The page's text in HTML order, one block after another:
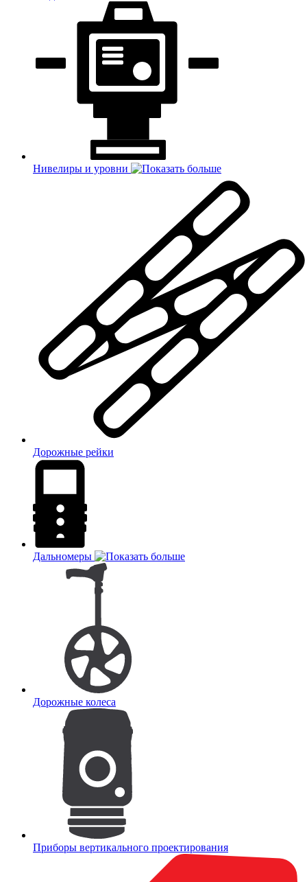
Нивелиры и уровни
Дорожные рейки
Дальномеры
Дорожные колеса
Приборы вертикального проектирования